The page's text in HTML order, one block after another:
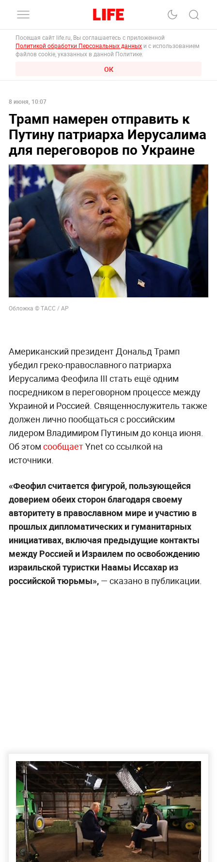
Посещая сайт life.ru, Вы соглашаетесь с приложенной
Политикой обработки Персональных данных и с использованием
файлов cookie, указанных в данной Политике.
ОК
8 июня, 10:07
Трамп намерен отправить к
Путину патриарха Иерусалима
для переговоров по Украине
Обложка © ТАСС / АР
Американский президент Дональд Трамп
убедил греко-православного патриарха
Иерусалима Феофила III стать ещё одним
посредником в переговорном процессе между
Украиной и Россией. Священнослужитель также
должен лично пообщаться с российским
лидером Владимиром Путиным до конца июня.
Об этом сообщаетYnet со ссылкой на
источники.
«Феофил считается фигурой, пользующейся
доверием обеих сторон благодаря своему
авторитету в православном мире и участию в
прошлых дипломатических и гуманитарных
инициативах, включая предыдущие контакты
между Россией и Израилем по освобождению
израильской туристки Наамы Иссахар из
российской тюрьмы»,— сказано в публикации.